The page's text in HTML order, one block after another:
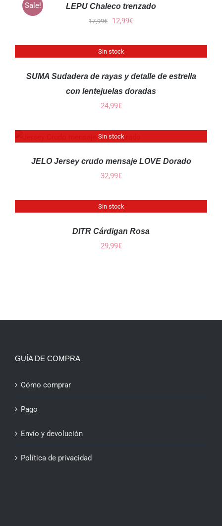
Sale! LEPU Chaleco trenzado
17,99€
El
original
17,99€.
12,99€El
actual
12,99€.
Sin stock
SUMA Sudadera de rayas y detalle de estrella
con lentejuelas doradas
24,99€
Sin stock
JELO Jersey crudo mensaje LOVE Dorado
32,99€
Sin stock
DITR Cárdigan Rosa
29,99€
GUÍA DE COMPRA
Cómo comprar
Pago
Envío y devolución
Política de privacidad